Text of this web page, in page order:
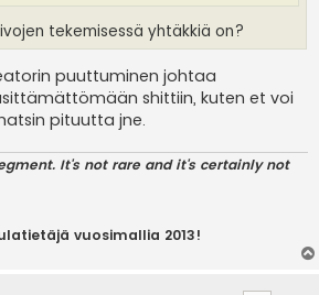
tekemisessä yhtäkkiä on?
puuttuminen johtaa
shittiin, kuten et voi
pituutta jne.
It's not rare and it's certainly not
vuosimallia 2013!